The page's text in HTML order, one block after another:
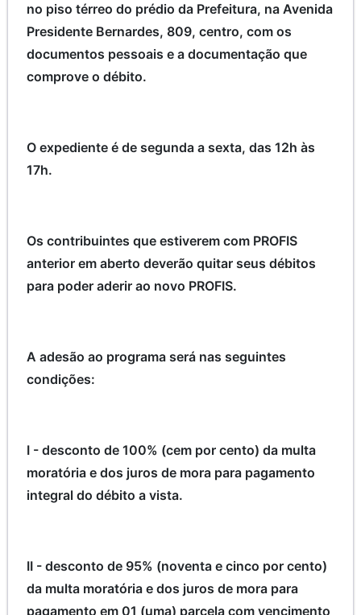
no piso térreo do prédio da Prefeitura, na Avenida
Presidente Bernardes, 809, centro, com os
documentos pessoais e a documentação que
comprove o débito.
O expediente é de segunda a sexta, das 12h às
17h.
Os contribuintes que estiverem com PROFIS
anterior em aberto deverão quitar seus débitos
para poder aderir ao novo PROFIS.
A adesão ao programa será nas seguintes
condições:
I - desconto de 100% (cem por cento) da multa
moratória e dos juros de mora para pagamento
integral do débito a vista.
II - desconto de 95% (noventa e cinco por cento)
da multa moratória e dos juros de mora para
pagamento em 01 (uma) parcela com vencimento